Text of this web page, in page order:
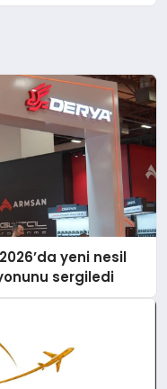
yeni nesil
sergiledi